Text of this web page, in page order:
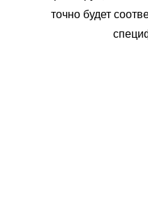
точно будет